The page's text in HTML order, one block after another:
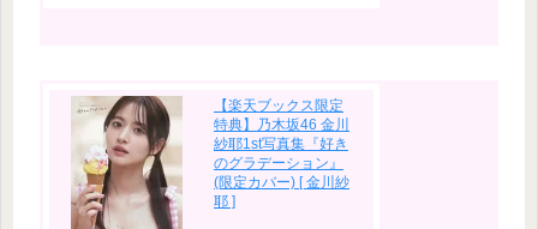
【楽天ブックス限定
特典】乃木坂46 金川
紗耶1st写真集『好き
のグラデーション』
(限定カバー) [ 金川紗
耶 ]